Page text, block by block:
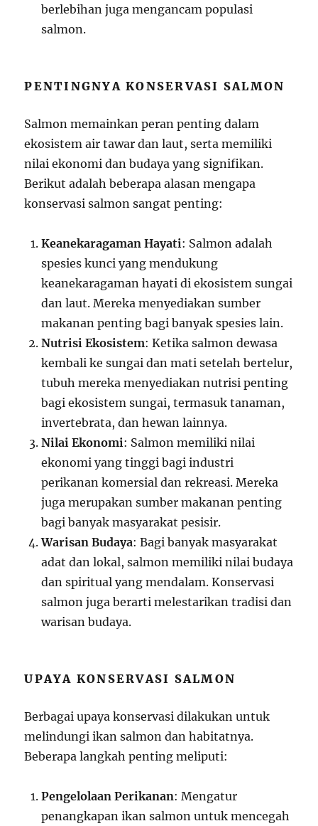
berlebihan juga mengancam populasi
salmon.
PENTINGNYA KONSERVASI SALMON
Salmon memainkan peran penting dalam
ekosistem air tawar dan laut, serta memiliki
nilai ekonomi dan budaya yang signifikan.
Berikut adalah beberapa alasan mengapa
konservasi salmon sangat penting:
Keanekaragaman Hayati: Salmon adalah
spesies kunci yang mendukung
keanekaragaman hayati di ekosistem sungai
dan laut. Mereka menyediakan sumber
makanan penting bagi banyak spesies lain.
Nutrisi Ekosistem: Ketika salmon dewasa
kembali ke sungai dan mati setelah bertelur,
tubuh mereka menyediakan nutrisi penting
bagi ekosistem sungai, termasuk tanaman,
invertebrata, dan hewan lainnya.
Nilai Ekonomi: Salmon memiliki nilai
ekonomi yang tinggi bagi industri
perikanan komersial dan rekreasi. Mereka
juga merupakan sumber makanan penting
bagi banyak masyarakat pesisir.
Warisan Budaya: Bagi banyak masyarakat
adat dan lokal, salmon memiliki nilai budaya
dan spiritual yang mendalam. Konservasi
salmon juga berarti melestarikan tradisi dan
warisan budaya.
UPAYA KONSERVASI SALMON
Berbagai upaya konservasi dilakukan untuk
melindungi ikan salmon dan habitatnya.
Beberapa langkah penting meliputi:
Pengelolaan Perikanan: Mengatur
penangkapan ikan salmon untuk mencegah